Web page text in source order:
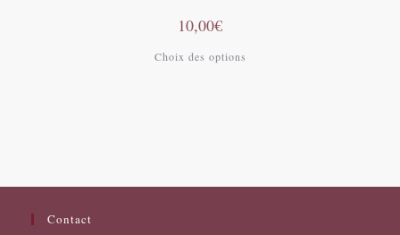
10,00€
Choix des options
Contact